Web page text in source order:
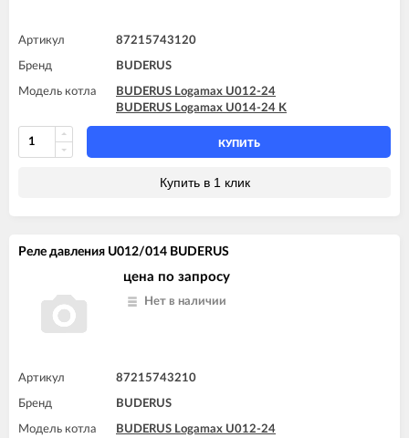
Артикул 87215743120
Бренд BUDERUS
Модель котла
BUDERUS Logamax U012-24
BUDERUS Logamax U014-24 K
КУПИТЬ
Купить в 1 клик
Реле давления U012/014 BUDERUS
цена по запросу
Нет в наличии
Артикул 87215743210
Бренд BUDERUS
Модель котла
BUDERUS Logamax U012-24